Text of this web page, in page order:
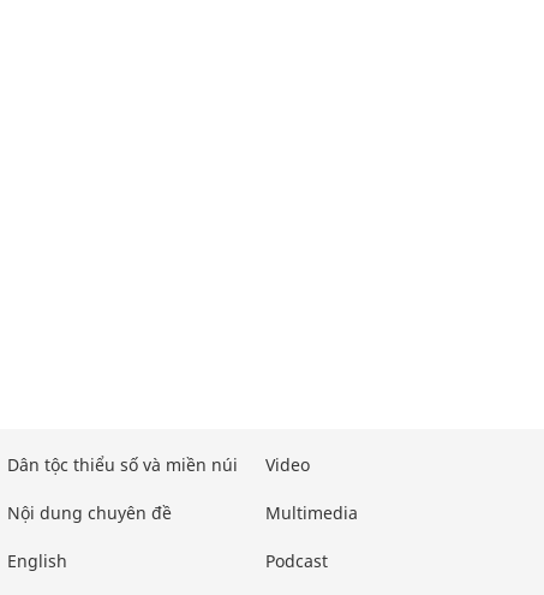
Dân tộc thiểu số và miền núi
Nội dung chuyên đề
English
Video
Multimedia
Podcast